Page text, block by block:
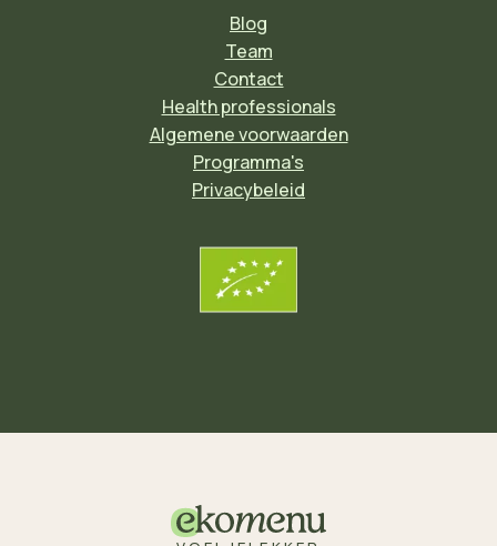
Blog
Team
Contact
Health professionals
Algemene voorwaarden
Programma's
Privacybeleid